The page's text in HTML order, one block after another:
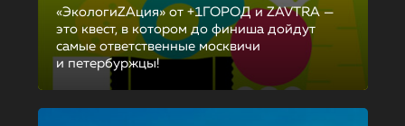
«ЭкологиZAция» от +1ГОРОД и ZAVTRA —
это квест, в котором до финиша дойдут
самые ответственные москвичи
и петербуржцы!